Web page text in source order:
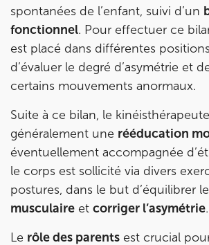
spontanées de l’enfant, suivi d’un
fonctionnel. Pour effectuer ce
est placé dans différentes
d’évaluer le degré d’asymétrie et
certains mouvements anormaux.
Suite à ce bilan, le
généralement une rééducation
éventuellement accompagnée
le corps est sollicité via divers
postures, dans le but d’équilibrer le
musculaire et corriger l’asymétrie.
Le rôle des parents est crucial